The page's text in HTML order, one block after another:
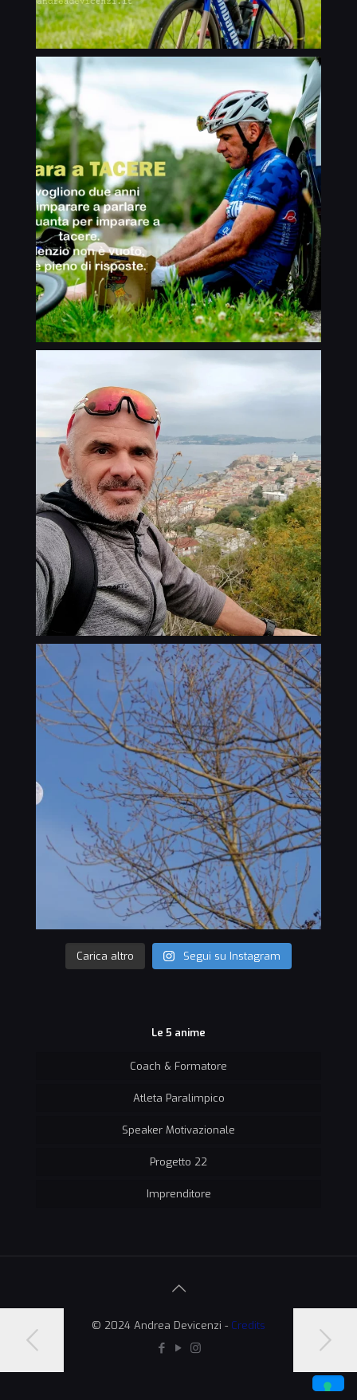
Carica altro Segui su Instagram
Le 5 anime
Coach & Formatore
Atleta Paralimpico
Speaker Motivazionale
Progetto 22
Imprenditore
© 2024 Andrea Devicenzi - Credits